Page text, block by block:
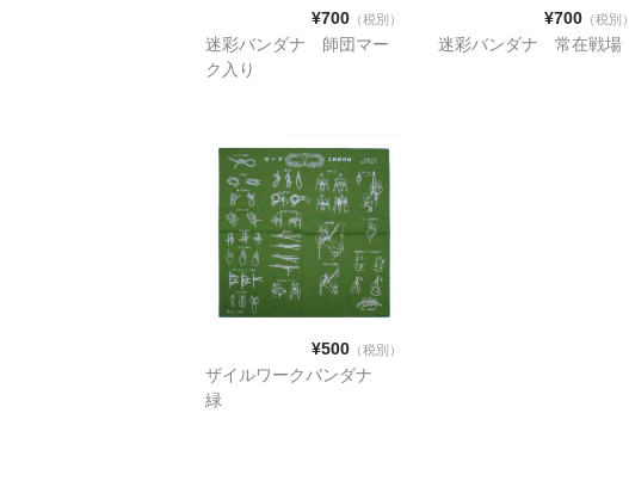
¥700 （税別）
迷彩バンダナ 師団マー
ク入り
¥700 （税別）
迷彩バンダナ 常在戦場
¥500 （税別）
ザイルワークバンダナ
緑